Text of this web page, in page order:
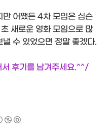
어쨌든 4차 모임은 심슨
새로운 영화 모임으로 많
수 있었으면 정말 좋겠다.
후기를 남겨주세요.^^/